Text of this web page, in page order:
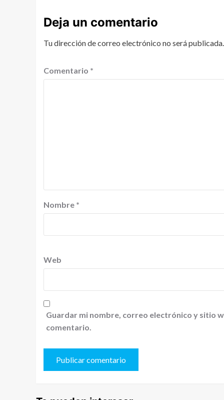
Deja un comentario
Tu dirección de correo electrónico no será publicada.
Comentario *
Nombre *
Web
Guardar mi nombre, correo electrónico y sitio
comentario.